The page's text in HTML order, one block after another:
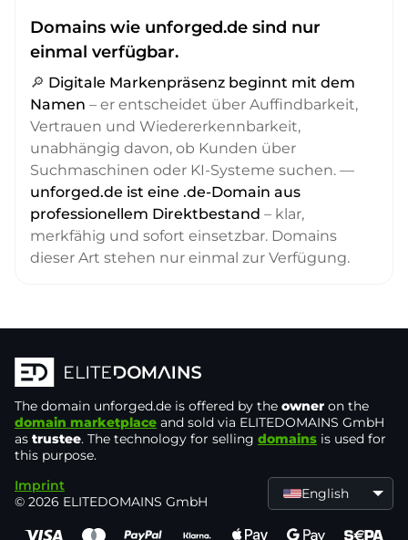
Domains wie unforged.de sind nur
einmal verfügbar.
🔎 Digitale Markenpräsenz beginnt mit dem
Namen – er entscheidet über Auffindbarkeit,
Vertrauen und Wiedererkennbarkeit,
unabhängig davon, ob Kunden über
Suchmaschinen oder KI-Systeme suchen. —
unforged.de ist eine .de-Domain aus
professionellem Direktbestand – klar,
merkfähig und sofort einsetzbar. Domains
dieser Art stehen nur einmal zur Verfügung.
The domain unforged.de is offered by the owner on the
domain marketplace and sold via ELITEDOMAINS GmbH
as trustee. The technology for selling domains is used for
this purpose.
Imprint
© 2026 ELITEDOMAINS GmbH
English